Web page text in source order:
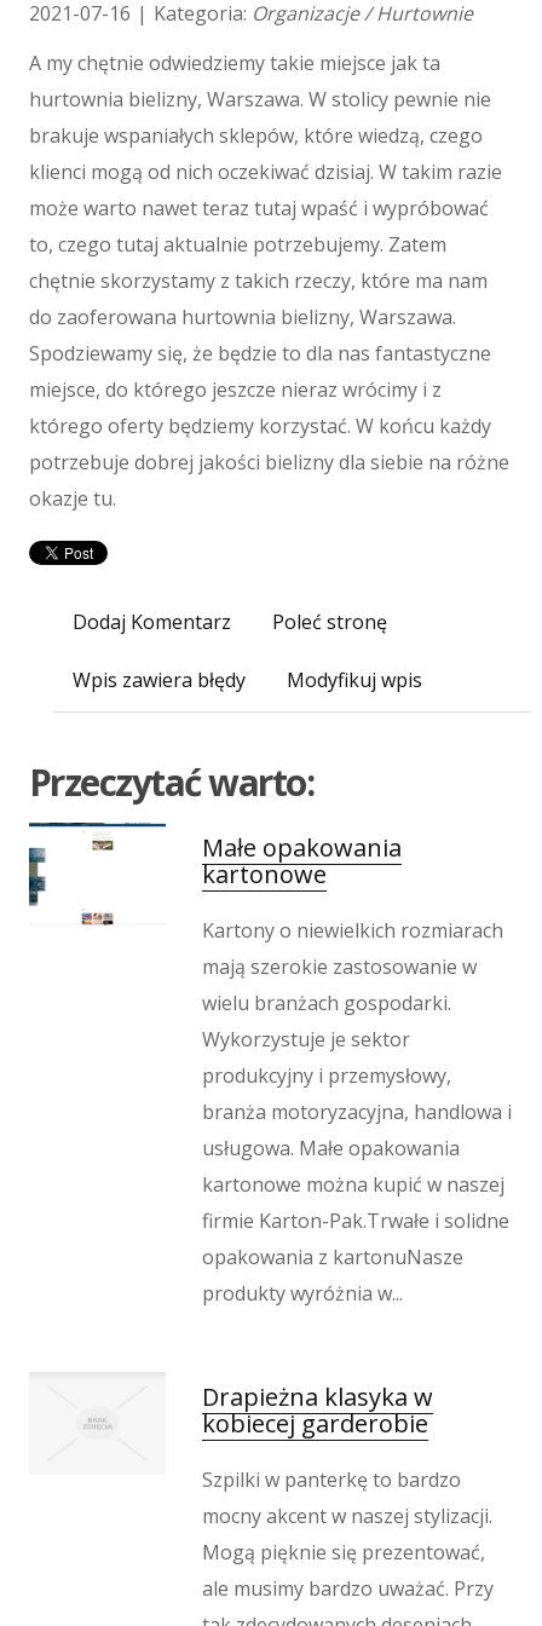
Biżuteria
Meble
Wyposażenie Wnętrz
Wyposażenie Łazienki
Odzież
Sport
Elektronika, RTV, AGD
Art. Dla Zwierząt
Ogród, Rośliny
Chemia
Art. Spożywcze
Materiały Eksploatacyjne
Inne Sklepy
Maszyny
Spedycja
Części Samochodowe
Wynajem
Salony, Komisy
Agencje Reklamowe
Materiały Reklamowe
Inne Agencje
Wigor
Imprezy Integracyjne
Hobby
Zajęcia Sportowe i Rekreacyjne
Produkcja
Informatyczne
Restauracje, Catering
Fotografia
Adwokaci, Porady Prawne
Ślub i Wesele
Weterynaryjne, Hodowla Zwierząt
Inne Usługi
Odprężenie
Hotele i Noclegi
Podróże
Wypoczynek
Kondycja
2021-07-16 | Kategoria: Organizacje / Hurtownie
A my chętnie odwiedziemy takie miejsce jak ta
hurtownia bielizny, Warszawa. W stolicy pewnie nie
brakuje wspaniałych sklepów, które wiedzą, czego
klienci mogą od nich oczekiwać dzisiaj. W takim razie
może warto nawet teraz tutaj wpaść i wypróbować
to, czego tutaj aktualnie potrzebujemy. Zatem
chętnie skorzystamy z takich rzeczy, które ma nam
do zaoferowana hurtownia bielizny, Warszawa.
Spodziewamy się, że będzie to dla nas fantastyczne
miejsce, do którego jeszcze nieraz wrócimy i z
którego oferty będziemy korzystać. W końcu każdy
potrzebuje dobrej jakości bielizny dla siebie na różne
okazje tu.
Dodaj Komentarz Poleć stronę
Wpis zawiera błędy Modyfikuj wpis
Przeczytać warto:
Małe opakowania
kartonowe
Kartony o niewielkich rozmiarach
mają szerokie zastosowanie w
wielu branżach gospodarki.
Wykorzystuje je sektor
produkcyjny i przemysłowy,
branża motoryzacyjna, handlowa i
usługowa. Małe opakowania
kartonowe można kupić w naszej
firmie Karton-Pak.Trwałe i solidne
opakowania z kartonuNasze
produkty wyróżnia w...
Drapieżna klasyka w
kobiecej garderobie
Szpilki w panterkę to bardzo
mocny akcent w naszej stylizacji.
Mogą pięknie się prezentować,
ale musimy bardzo uważać. Przy